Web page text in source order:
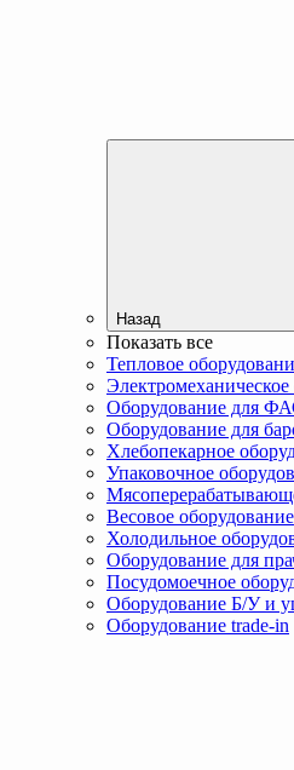
Назад
Показать все
Тепловое
Оборудование для
Оборудование для
Хлебопекарное
Упаковочное
Весовое оборудование
Холодильное
Оборудование для
Посудомоечное
Оборудование Б/У и
Оборудование trade-in